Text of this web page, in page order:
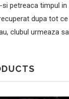
petreaca timpul
dupa tot
clubul urmeaza